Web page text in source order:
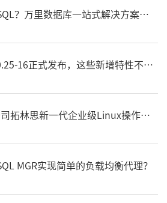
如何轻松替代开源MySQL？万里数据库一站式解决方案送给你！
新版本 | GreatSQL 8.0.25-16正式发布，这些新增特性不容错过~
重磅 | 万里数据库子公司拓林思新一代企业级Linux操作系统正式发布
MGR实现简单的负载均衡代理？